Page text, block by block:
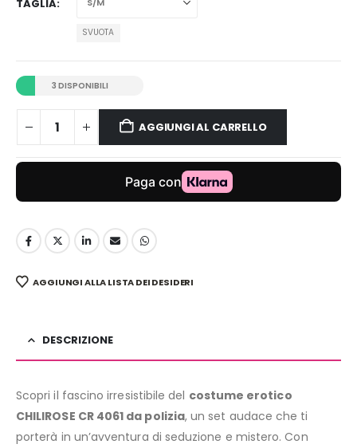
TAGLIA
SVUOTA
3 DISPONIBILI
AGGIUNGI AL CARRELLO
AGGIUNGI ALLA LISTA DEI DESIDERI
DESCRIZIONE
Scopri il fascino irresistibile del costume erotico
CHILIROSE CR 4061 da polizia, un set audace che ti
porterà in un’avventura di seduzione e mistero. Con